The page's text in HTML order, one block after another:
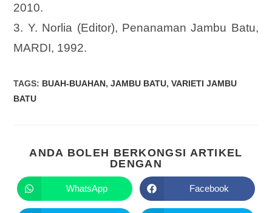
2010.
3. Y. Norlia (Editor), Penanaman Jambu Batu,
MARDI, 1992.
TAGS: BUAH-BUAHAN, JAMBU BATU, VARIETI JAMBU
BATU
ANDA BOLEH BERKONGSI ARTIKEL
DENGAN
WhatsApp Facebook